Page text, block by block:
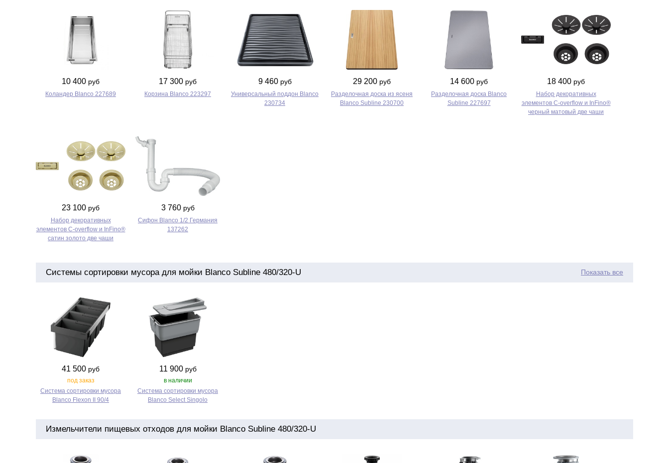
10 400 руб
Коландер Blanco 227689
17 300 руб
Корзина Blanco 223297
9 460 руб
Универсальный поддон Blanco
230734
29 200 руб
Разделочная доска из ясеня
Blanco Subline 230700
14 600 руб
Разделочная доска Blanco
Subline 227697
18 400 руб
Набор декоративных
элементов C-overflow и InFino®
черный матовый две чаши
23 100 руб
Набор декоративных
элементов C-overflow и InFino®
сатин золото две чаши
3 760 руб
Сифон Blanco 1/2 Германия
137262
Системы сортировки мусора для мойки Blanco Subline 480/320-U Показать все
41 500 руб
под заказ
Система сортировки мусора
Blanco Flexon II 90/4
11 900 руб
в наличии
Система сортировки мусора
Blanco Select Singolo
Измельчители пищевых отходов для мойки Blanco Subline 480/320-U